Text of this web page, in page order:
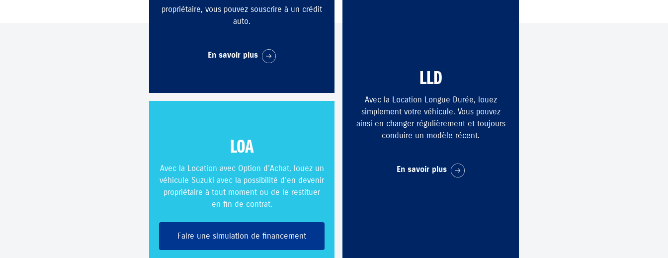
propriétaire, vous pouvez souscrire à un crédit
auto.
En savoir plus
LOA
Avec la Location avec Option d’Achat, louez un
véhicule Suzuki avec la possibilité d’en devenir
propriétaire à tout moment ou de le restituer
en fin de contrat.
Faire une simulation de financement
LLD
Avec la Location Longue Durée, louez
simplement votre véhicule. Vous pouvez
ainsi en changer régulièrement et toujours
conduire un modèle récent.
En savoir plus